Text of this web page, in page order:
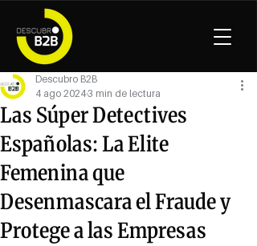
Las Súper Detectives
Españolas: La Elite
Femenina que
Desenmascara el Fraude y
Protege a las Empresas
Descubro B2B
4 ago 20243 min de lectura